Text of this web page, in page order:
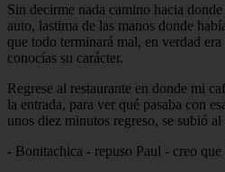
Sin decirme nada camino hacia
auto, lastima de las manos donde
que todo terminará mal, en verdad
conocías su carácter.
Regrese al restaurante en donde mi
la entrada, para ver qué pasaba con
unos diez minutos regreso, se subió
- Bonitachica - repuso Paul - creo